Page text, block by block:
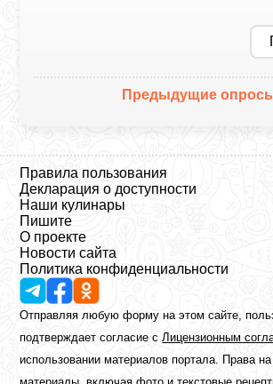
Предыдущие
Правила пользования
Декларация о доступности
Наши кулинары
Пишите
О проекте
Новости сайта
Политика конфиденциальности
Отправляя любую форму на этом сайте,
подтверждает согласие сЛицензионным
использовании материалов портала. Права